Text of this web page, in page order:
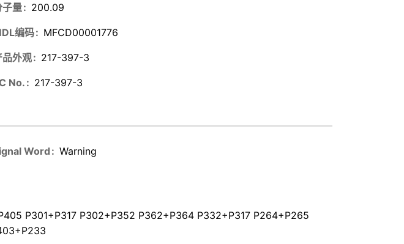
子量 200.09
编码 MFCD00001776
品外观 217-397-3
No. 217-397-3
Word Warning
P301+P317 P302+P352 P362+P364 P332+P317 P264+P265